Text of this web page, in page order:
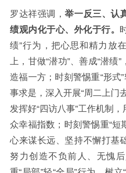
罗达祥强调，举一反三、认
绩观内化于心、外化于行。
绩”行为，把心思和精力放
上，甘做“潜功”、善成“潜绩
造福一方；时刻警惕重“形式
事求是，深入开展“周二上门
发挥好“四访八事”工作机制
众幸福指数；时刻警惕重“短
心来谋长远、坚持不懈打基
努力创造不负前人、无愧